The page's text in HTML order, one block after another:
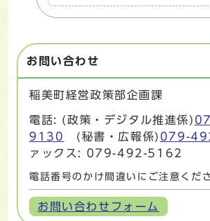
お問い合わせ
稲美町経営政策部企画課
電話: (政策・デジタル推進係)
9130
(秘書・広報係) 079-
ァックス: 079-492-5162
電話番号のかけ間違いにご注意くだ
お問い合わせフォーム